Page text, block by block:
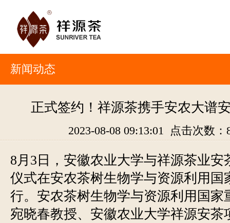
新闻动态
正式签约！祥源茶携手安农大谱
2023-08-08 09:13:01 点击次数：
8月3日，安徽农业大学与祥源茶业安
仪式在安农茶树生物学与资源利用国
行。安农茶树生物学与资源利用国家
宛晓春教授、安徽农业大学祥源安茶